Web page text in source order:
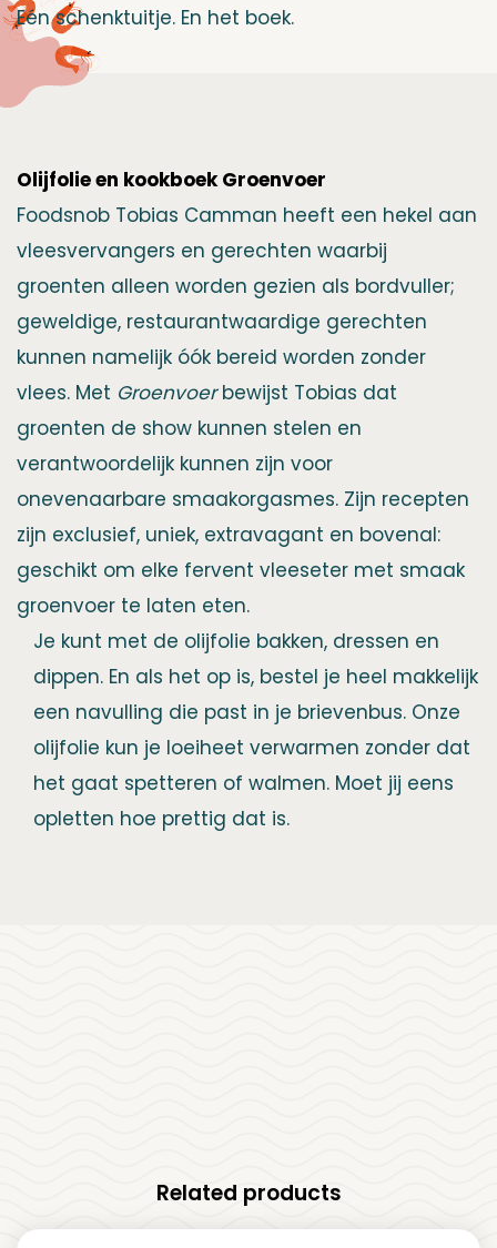
Eén schenktuitje. En het boek.
Olijfolie en kookboek Groenvoer
Foodsnob Tobias Camman heeft een hekel aan
vleesvervangers en gerechten waarbij
groenten alleen worden gezien als bordvuller;
geweldige, restaurantwaardige gerechten
kunnen namelijk óók bereid worden zonder
vlees. Met Groenvoerbewijst Tobias dat
groenten de show kunnen stelen en
verantwoordelijk kunnen zijn voor
onevenaarbare smaakorgasmes. Zijn recepten
zijn exclusief, uniek, extravagant en bovenal:
geschikt om elke fervent vleeseter met smaak
groenvoer te laten eten.
Je kunt met de olijfolie bakken, dressen en
dippen. En als het op is, bestel je heel makkelijk
een navulling die past in je brievenbus. Onze
olijfolie kun je loeiheet verwarmen zonder dat
het gaat spetteren of walmen. Moet jij eens
opletten hoe prettig dat is.
Related products